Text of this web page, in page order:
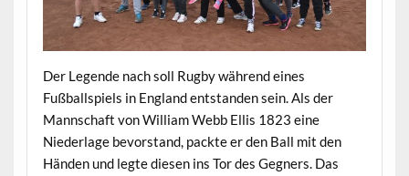
Der Legende nach soll Rugby während eines
Fußballspiels in England entstanden sein. Als der
Mannschaft von William Webb Ellis 1823 eine
Niederlage bevorstand, packte er den Ball mit den
Händen und legte diesen ins Tor des Gegners. Das